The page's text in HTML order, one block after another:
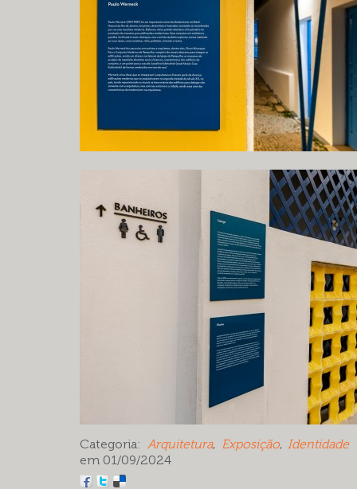
Categoria: Arquitetura, Exposição, Identidade
em 01/09/2024